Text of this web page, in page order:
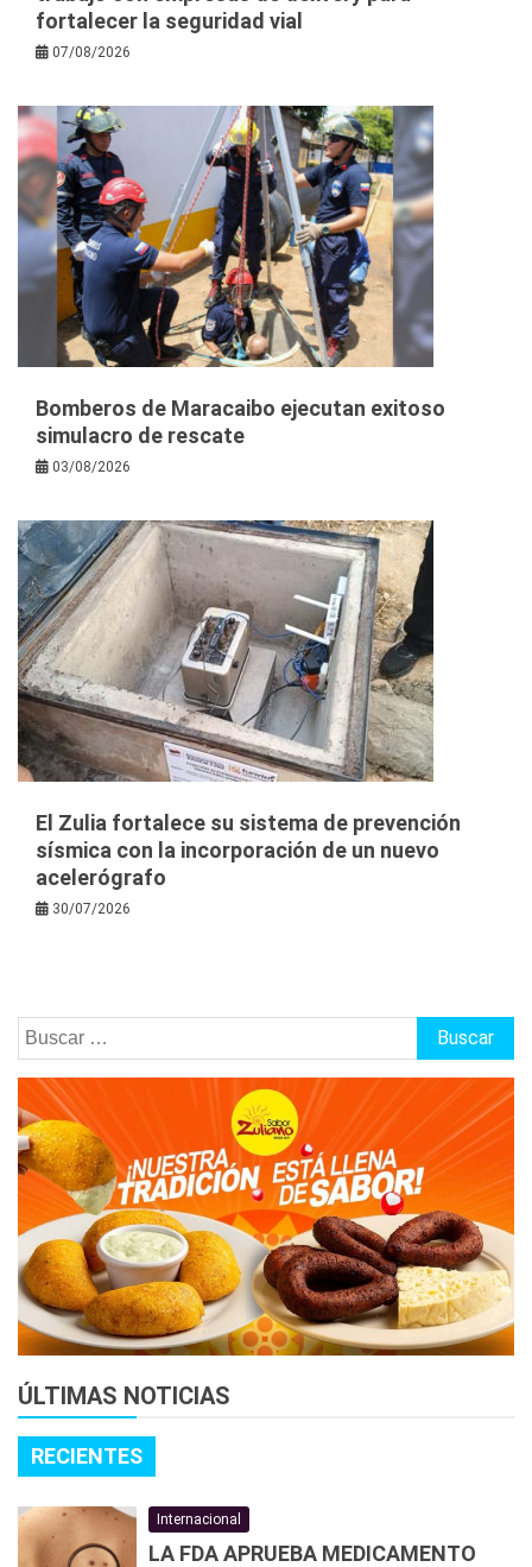
fortalecer la seguridad vial
07/08/2026
Bomberos de Maracaibo ejecutan exitoso
simulacro de rescate
03/08/2026
El Zulia fortalece su sistema de prevención
sísmica con la incorporación de un nuevo
acelerógrafo
30/07/2026
Buscar:
ÚLTIMAS NOTICIAS
RECIENTES
Internacional
LA FDA APRUEBA MEDICAMENTO